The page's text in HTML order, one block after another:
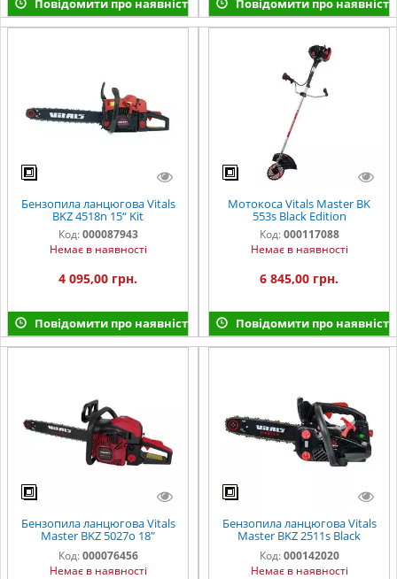
Повідомити про наявність Повідомити про наявність
Бензопила ланцюгова Vitals
BKZ 4518n 15“ Kit
Код: 000087943
Немає в наявності
4 095,00 грн.
Повідомити про наявність
Мотокоса Vitals Master BK
553s Black Edition
Код: 000117088
Немає в наявності
6 845,00 грн.
Повідомити про наявність
Бензопила ланцюгова Vitals
Master BKZ 5027o 18"
AluMagnio
Код: 000076456
Немає в наявності
Бензопила ланцюгова Vitals
Master BKZ 2511s Black
Edition
Код: 000142020
Немає в наявності